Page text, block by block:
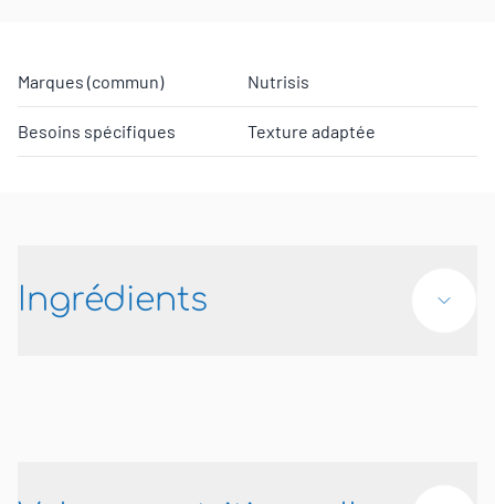
Marques (commun) Nutrisis
Besoins spécifiques Texture adaptée
Ingrédients